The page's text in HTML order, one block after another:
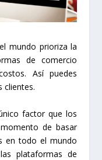
mundo prioriza la
de comercio
Así puedes
clientes.
factor que los
de basar
en todo el mundo
plataformas de